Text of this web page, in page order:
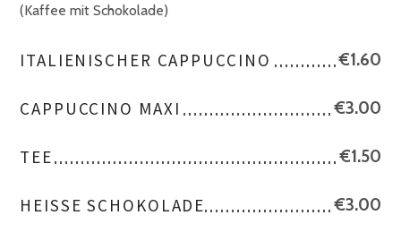
(Kaffee mit Schokolade)
ITALIENISCHER CAPPUCCINO €1.60
CAPPUCCINO MAXI €3.00
TEE €1.50
HEISSE SCHOKOLADE €3.00